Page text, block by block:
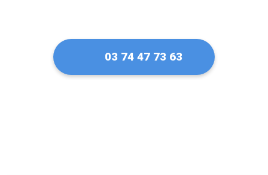
03 74 47 73 63